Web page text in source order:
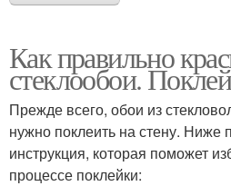
Как правильно
стеклообои.
Прежде всего, обои из
нужно поклеить на стену. Ниже
инструкция, которая поможет
процессе поклейки: